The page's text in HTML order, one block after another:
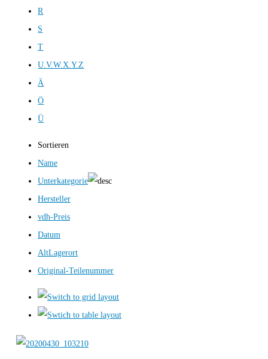
R
S
T
U.V.W.X.Y.Z
Ä
Ö
Ü
Sortieren
Name
Unterkategorie
Hersteller
vdh-Preis
Datum
AltLagerort
Original-Teilenummer